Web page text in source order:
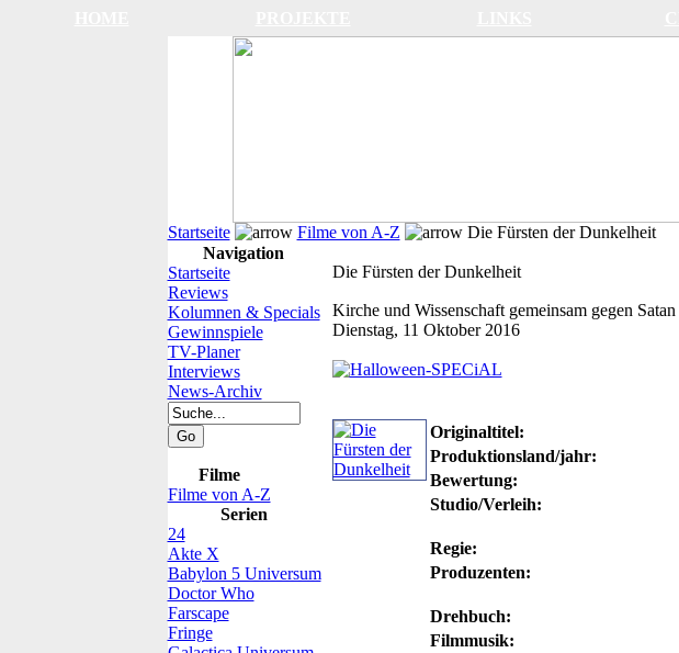
Startseite Filme von A-Z
Die Fürsten der Dunkelheit
Navigation
Startseite
Reviews
Kolumnen & Specials
Gewinnspiele
TV-Planer
Interviews
News-Archiv
Filme
Filme von A-Z
Serien
24
Akte X
Babylon 5 Universum
Doctor Who
Farscape
Fringe
Die Fürsten der Dunkelheit
Kirche und Wissenschaft gemeinsam gegen Satan
Dienstag, 11 Oktober 2016
Originaltitel:
Produktionsland/jahr:
Bewertung:
Studio/Verleih:
Regie:
Produzenten:
Drehbuch:
Filmmusik: